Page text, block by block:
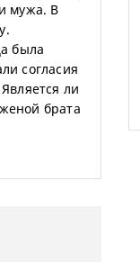
мужа. В
была
согласия
ли
брата